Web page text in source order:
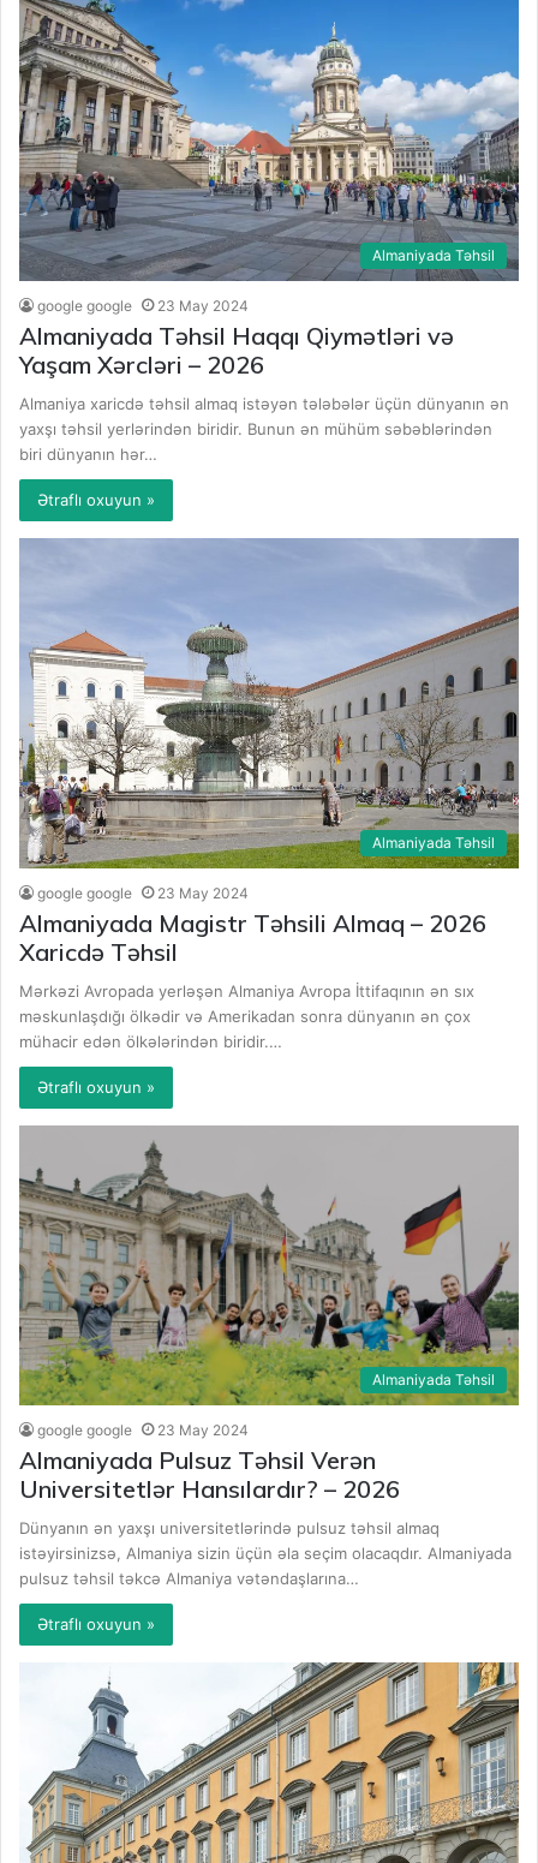
Almaniyada Təhsil
google google 23 May 2024
Almaniyada Təhsil Haqqı Qiymətləri və
Yaşam Xərcləri – 2026
Almaniya xaricdə təhsil almaq istəyən tələbələr üçün dünyanın ən
yaxşı təhsil yerlərindən biridir. Bunun ən mühüm səbəblərindən
biri dünyanın hər…
Ətraflı oxuyun »
Almaniyada Təhsil
google google 23 May 2024
Almaniyada Magistr Təhsili Almaq – 2026
Xaricdə Təhsil
Mərkəzi Avropada yerləşən Almaniya Avropa İttifaqının ən sıx
məskunlaşdığı ölkədir və Amerikadan sonra dünyanın ən çox
mühacir edən ölkələrindən biridir.…
Ətraflı oxuyun »
Almaniyada Təhsil
google google 23 May 2024
Almaniyada Pulsuz Təhsil Verən
Universitetlər Hansılardır? – 2026
Dünyanın ən yaxşı universitetlərində pulsuz təhsil almaq
istəyirsinizsə, Almaniya sizin üçün əla seçim olacaqdır. Almaniyada
pulsuz təhsil təkcə Almaniya vətəndaşlarına…
Ətraflı oxuyun »